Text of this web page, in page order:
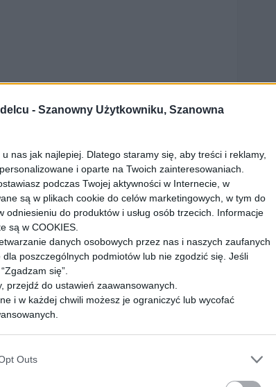
- Szanowny Użytkowniku, Szanowna
nas jak najlepiej. Dlatego staramy się, aby treści i reklamy,
i oparte na Twoich zainteresowaniach.
podczas Twojej aktywności w Internecie, w
są w plikach cookie do celów marketingowych, w tym do
odniesieniu do produktów i usług osób trzecich. Informacje
są w COOKIES.
danych osobowych przez nas i naszych zaufanych
poszczególnych podmiotów lub nie zgodzić się. Jeśli
się”.
przejdź do ustawień zaawansowanych.
i w każdej chwili możesz je ograniczyć lub wycofać
prawa, które Ci przysługują i sposób przetwarzania przez
Outs
cropped-cropped-logo-